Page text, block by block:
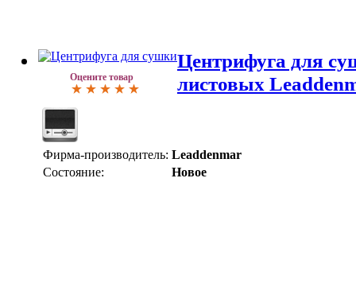
Оцените товар
Центрифуга для
листовых
Фирма-производитель: Leaddenmar
Состояние:
Новое